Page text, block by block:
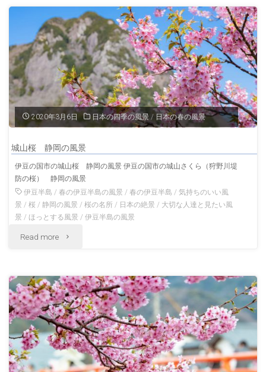
2020年3月6日 日本の四季の風景 / 日本の春の風景
城山桜 静岡の風景
伊豆の国市の城山桜 静岡の風景 伊豆の国市の城山さくら（狩野川堤
防の桜） 静岡の風景
伊豆半島 /春の伊豆半島の風景 /春の伊豆半島 /気持ちのいい風
景 /桜 /静岡の風景 /桜の名所 / 日本の絶景 / 大切な人達と見たい風
景 /ほっとする風景 /伊豆半島の風景
Read more "城
桜
静
岡
の